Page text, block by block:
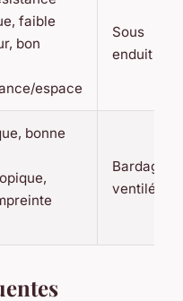
faible
bon
espace
Sous
enduit
bonne
Bardage
ventilé